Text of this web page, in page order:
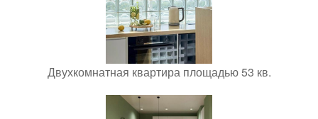
Двухкомнатная квартира площадью 53 кв.